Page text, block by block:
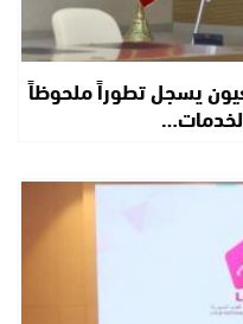
يسجل تطوراً ملحوظاً